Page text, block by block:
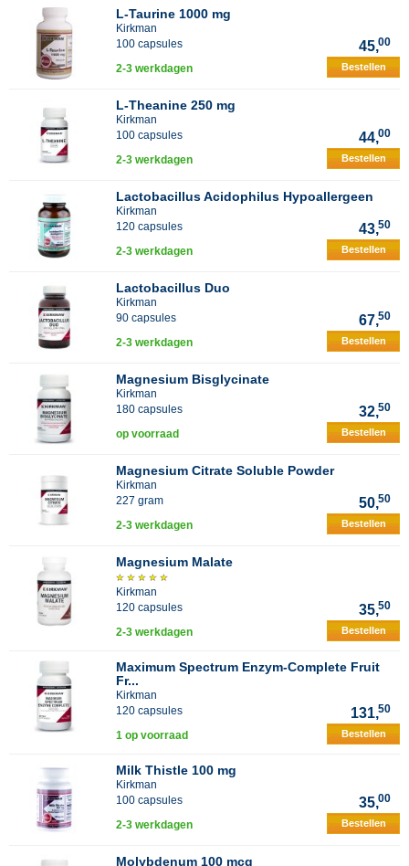
L-Taurine 1000 mg
Kirkman
100 capsules
45,00
2-3 werkdagen Bestellen
L-Theanine 250 mg
Kirkman
100 capsules
44,00
2-3 werkdagen Bestellen
Lactobacillus Acidophilus Hypoallergeen
Kirkman
120 capsules
43,50
2-3 werkdagen Bestellen
Lactobacillus Duo
Kirkman
90 capsules
67,50
2-3 werkdagen Bestellen
Magnesium Bisglycinate
Kirkman
180 capsules
32,50
op voorraad Bestellen
Magnesium Citrate Soluble Powder
Kirkman
227 gram
50,50
2-3 werkdagen Bestellen
Magnesium Malate
Kirkman
120 capsules
35,50
2-3 werkdagen Bestellen
Maximum Spectrum Enzym-Complete Fruit
Fr...
Kirkman
120 capsules
131,50
1 op voorraad Bestellen
Milk Thistle 100 mg
Kirkman
100 capsules
35,00
2-3 werkdagen Bestellen
Molybdenum 100 mcg